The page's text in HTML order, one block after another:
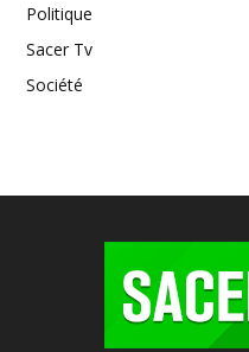
Politique
Sacer Tv
Société